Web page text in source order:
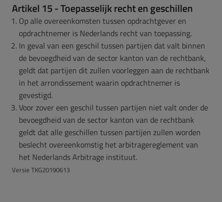
Artikel 15 - Toepasselijk recht en geschillen
Op alle overeenkomsten tussen opdrachtgever en
opdrachtnemer is Nederlands recht van toepassing.
In geval van een geschil tussen partijen dat valt binnen
de bevoegdheid van de sector kanton van de rechtbank,
geldt dat partijen dit zullen voorleggen aan de rechtbank
in het arrondissement waarin opdrachtnemer is
gevestigd.
Voor zover een geschil tussen partijen niet valt onder de
bevoegdheid van de sector kanton van de rechtbank
geldt dat alle geschillen tussen partijen zullen worden
beslecht overeenkomstig het arbitragereglement van
het Nederlands Arbitrage instituut.
Versie TKG20190613